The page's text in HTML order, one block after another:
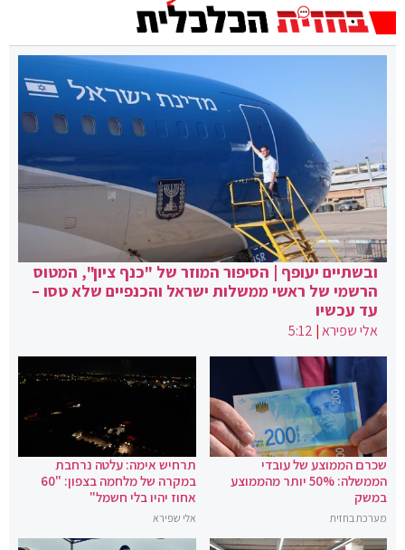
ובשתיים יעופף | הסיפור המוזר של "כנף ציון", המטוס
הרשמי של ראשי ממשלות ישראל והכנפיים שלא טסו –
עד עכשיו
אלי שפירא|
5:12
שכרם הממוצע של עובדי
הממשלה: 50% יותר מהממוצע
במשק
מערכת בחזית
תרחיש אימה: עלטה נרחבת
במקרה של מלחמה בצפון: "60
אחוז יהיו בלי חשמל"
אלי שפירא